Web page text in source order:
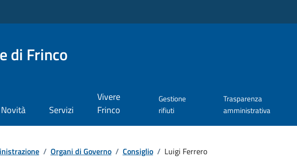
di Frinco
Novità Servizi
Vivere
Frinco
Gestione
rifiuti
Trasparenza
amministrativa
/ Organi di Governo / Consiglio / Luigi Ferrero